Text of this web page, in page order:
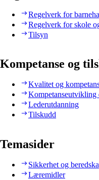
Regelverk for
Regelverk for skole
Tilsyn
Kompetanse og
Kvalitet og
Kompetanseutvikling
Lederutdanning
Tilskudd
Temasider
Sikkerhet og
Læremidler